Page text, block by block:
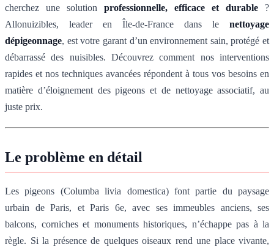
cherchez une solution professionnelle, efficace et durable ?
Allonuizibles, leader en Île-de-France dans le nettoyage
dépigeonnage, est votre garant d’un environnement sain, protégé et
débarrassé des nuisibles. Découvrez comment nos interventions
rapides et nos techniques avancées répondent à tous vos besoins en
matière d’éloignement des pigeons et de nettoyage associatif, au
juste prix.
Le problème en détail
Les pigeons (Columba livia domestica) font partie du paysage
urbain de Paris, et Paris 6e, avec ses immeubles anciens, ses
balcons, corniches et monuments historiques, n’échappe pas à la
règle. Si la présence de quelques oiseaux rend une place vivante,